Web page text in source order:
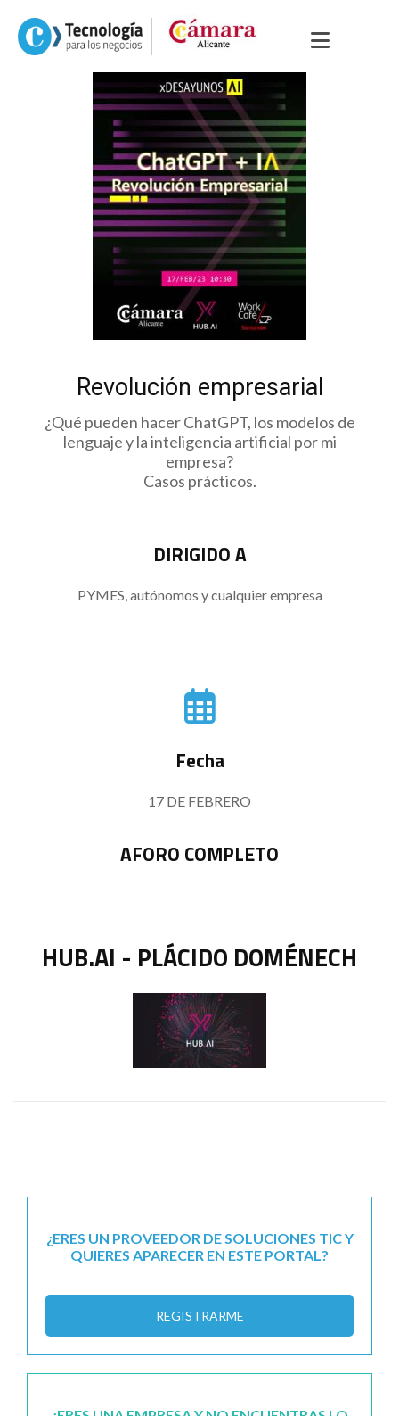
Revolución empresarial
¿Qué pueden hacer ChatGPT, los modelos de
lenguaje y la inteligencia artificial por mi
empresa?
Casos prácticos.
DIRIGIDO A
PYMES, autónomos y cualquier empresa
Fecha
17 DE FEBRERO
AFORO COMPLETO
HUB.AI - PLÁCIDO DOMÉNECH
¿ERES UN PROVEEDOR DE SOLUCIONES TIC Y
QUIERES APARECER EN ESTE PORTAL?
REGISTRARME